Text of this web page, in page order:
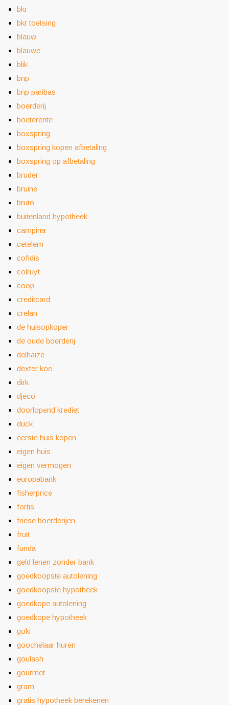
bkr
bkr toetsing
blauw
blauwe
blik
bnp
bnp paribas
boerderij
boeterente
boxspring
boxspring kopen afbetaling
boxspring op afbetaling
bruder
bruine
bruto
buitenland hypotheek
campina
cetelem
cofidis
colruyt
coop
creditcard
crelan
de huisopkoper
de oude boerderij
delhaize
dexter koe
dirk
djeco
doorlopend krediet
duck
eerste huis kopen
eigen huis
eigen vermogen
europabank
fisherprice
fortis
friese boerderijen
fruit
funda
geld lenen zonder bank
goedkoopste autolening
goedkoopste hypotheek
goedkope autolening
goedkope hypotheek
goki
goochelaar huren
goulash
gourmet
gram
gratis hypotheek berekenen